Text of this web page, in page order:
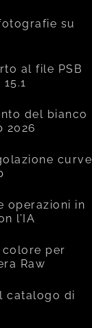
su
al file PSB
del bianco
2026
curve
operazioni in
l’IA
colore per
Raw
catalogo di